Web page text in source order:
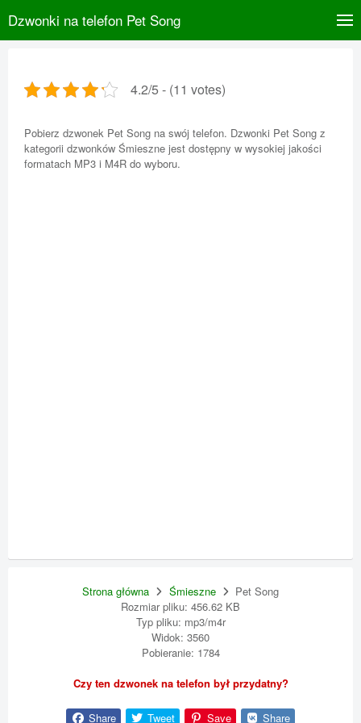
Dzwonki na telefon Pet Song
4.2/5 - (11 votes)
Pobierz dzwonek Pet Song na swój telefon. Dzwonki Pet Song z
kategorii dzwonków Śmieszne jest dostępny w wysokiej jakości
formatach MP3 i M4R do wyboru.
Strona główna Śmieszne
Pet Song
Rozmiar pliku: 456.62 KB
Typ pliku: mp3/m4r
Widok: 3560
Pobieranie: 1784
Czy ten dzwonek na telefon był przydatny?
Share Tweet Save Share